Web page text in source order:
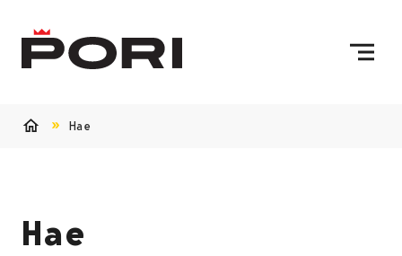
Hae
Hae